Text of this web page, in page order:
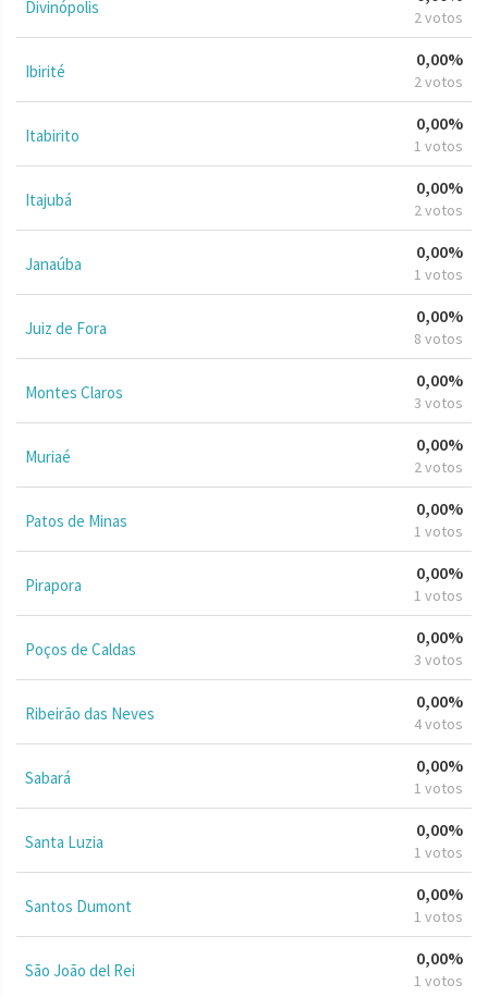
Divinópolis 2 votos
Ibirité
0,00%
2 votos
Itabirito
0,00%
1 votos
Itajubá
0,00%
2 votos
Janaúba
0,00%
1 votos
Juiz de Fora
0,00%
8 votos
Montes Claros
0,00%
3 votos
Muriaé
0,00%
2 votos
Patos de Minas
0,00%
1 votos
Pirapora
0,00%
1 votos
Poços de Caldas
0,00%
3 votos
Ribeirão das Neves
0,00%
4 votos
Sabará
0,00%
1 votos
Santa Luzia
0,00%
1 votos
Santos Dumont
0,00%
1 votos
São João del Rei
0,00%
1 votos